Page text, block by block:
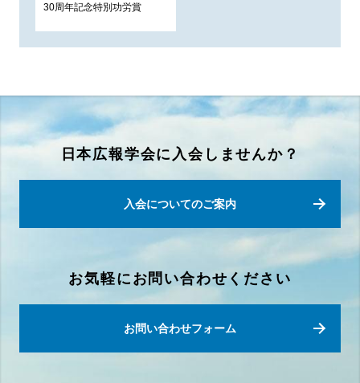
30周年記念特別功労賞
日本広報学会に入会しませんか？
入会についてのご案内
お気軽にお問い合わせください
お問い合わせフォーム